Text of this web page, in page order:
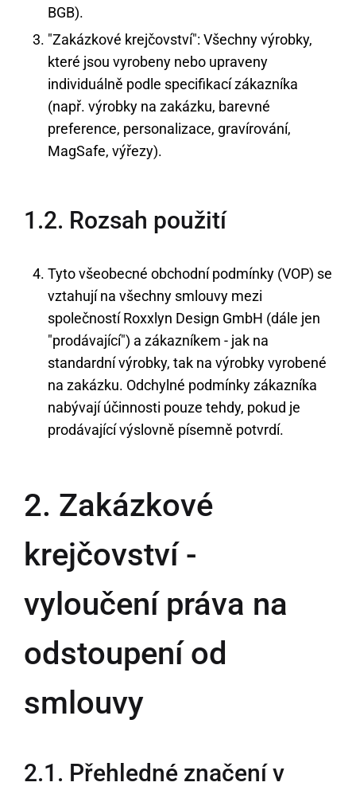
BGB).
"Zakázkové krejčovství": Všechny výrobky,
které jsou vyrobeny nebo upraveny
individuálně podle specifikací zákazníka
(např. výrobky na zakázku, barevné
preference, personalizace, gravírování,
MagSafe, výřezy).
1.2. Rozsah použití
Tyto všeobecné obchodní podmínky (VOP) se
vztahují na všechny smlouvy mezi
společností Roxxlyn Design GmbH (dále jen
"prodávající") a zákazníkem - jak na
standardní výrobky, tak na výrobky vyrobené
na zakázku. Odchylné podmínky zákazníka
nabývají účinnosti pouze tehdy, pokud je
prodávající výslovně písemně potvrdí.
2. Zakázkové
krejčovství -
vyloučení práva na
odstoupení od
smlouvy
2.1. Přehledné značení v